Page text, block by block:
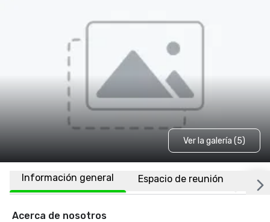
Ver la galería (5)
Información general Espacio de reunión
Acerca de nosotros